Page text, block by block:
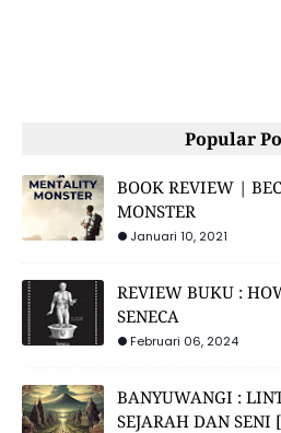
Popular
BOOK REVIEW |
MONSTER
Januari 10, 2021
REVIEW BUKU :
SENECA
Februari 06, 2024
BANYUWANGI :
SEJARAH DAN SENI